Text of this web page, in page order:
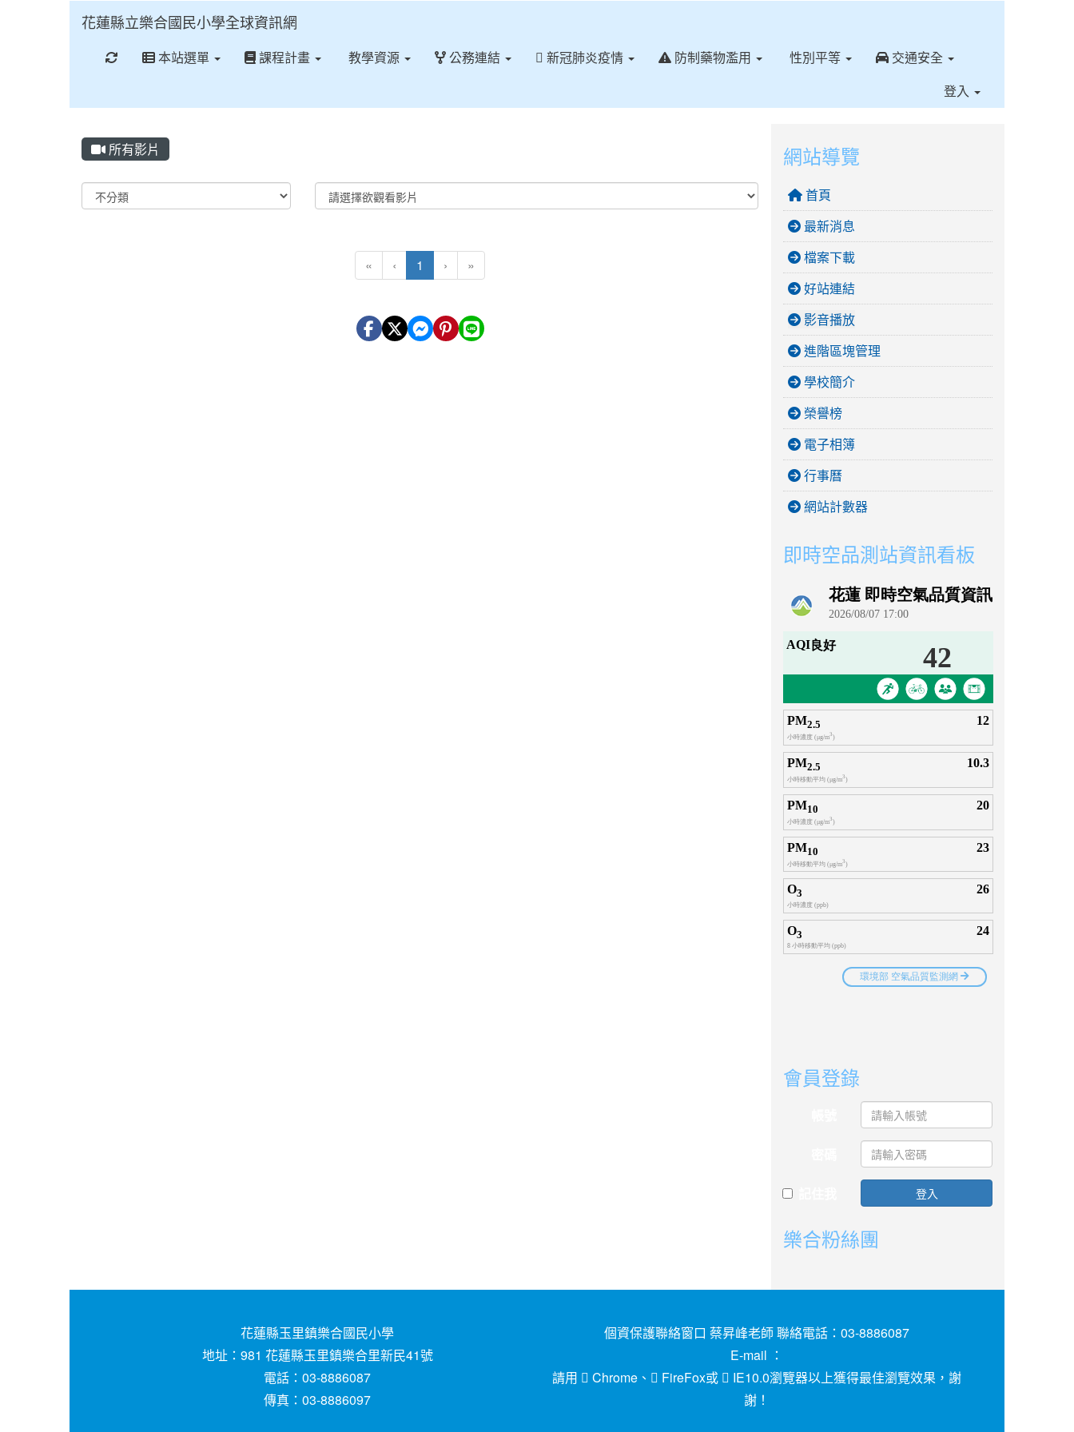
花蓮縣立樂合國民小學全球資訊網
重新取得佈景設定
本站選單 課程計畫 教學資源 公務連結 新冠肺炎疫情 防制藥物濫用 性別平等
交通安全
登入
所有影片
Video List
« ‹ 1 (目前頁次)
› »
網站導覽
首頁
最新消息
檔案下載
好站連結
影音播放
進階區塊管理
學校簡介
榮譽榜
電子相簿
行事曆
網站計數器
即時空品測站資訊看板
會員登錄
登入
樂合粉絲團
花蓮縣玉里鎮樂合國民小學
地址：981 花蓮縣玉里鎮樂合里新民41號
電話：03-8886087
傳真：03-8886097
個資保護聯絡窗口 蔡昇峰老師 聯絡電話：03-8886087
E-mail ：
請用
Chrome 、 FireFox或
IE10.0瀏覽器以上獲得最佳瀏覽效果，謝
謝！